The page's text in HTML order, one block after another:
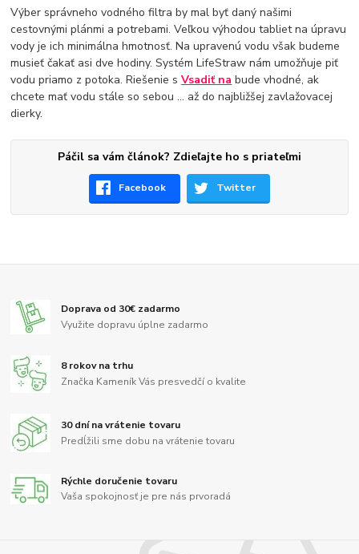
Výber správneho vodného filtra by mal byť daný našimi
cestovnými plánmi a potrebami. Veľkou výhodou tabliet na úpravu
vody je ich minimálna hmotnosť. Na upravenú vodu však budeme
musieť čakať asi dve hodiny. Systém LifeStraw nám umožňuje piť
vodu priamo z potoka. Riešenie sVsadiť na bude vhodné, ak
chcete mať vodu stále so sebou ... až do najbližšej zavlažovacej
dierky.
Páčil sa vám článok? Zdieľajte ho s priateľmi
Facebook Twitter
Doprava od 30€ zadarmo
Využite dopravu úplne zadarmo
8 rokov na trhu
Značka Kameník Vás presvedčí o kvalite
30 dní na vrátenie tovaru
Predĺžili sme dobu na vrátenie tovaru
Rýchle doručenie tovaru
Vaša spokojnosť je pre nás prvoradá